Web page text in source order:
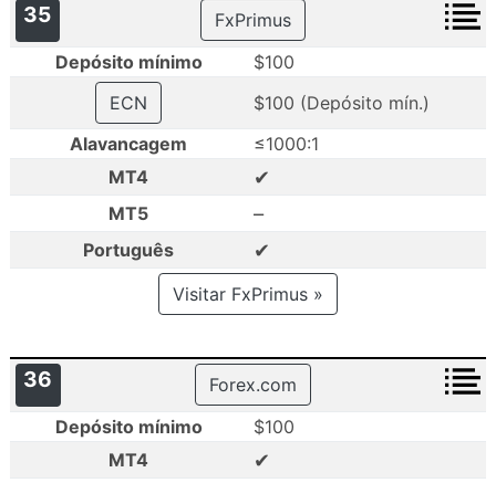
35
FxPrimus
Depósito mínimo
$100
ECN
$100 (Depósito mín.)
Alavancagem
≤1000:1
MT4
✔
MT5 –
Português ✔
Visitar FxPrimus »
36
Forex.com
Depósito mínimo
$100
MT4
✔